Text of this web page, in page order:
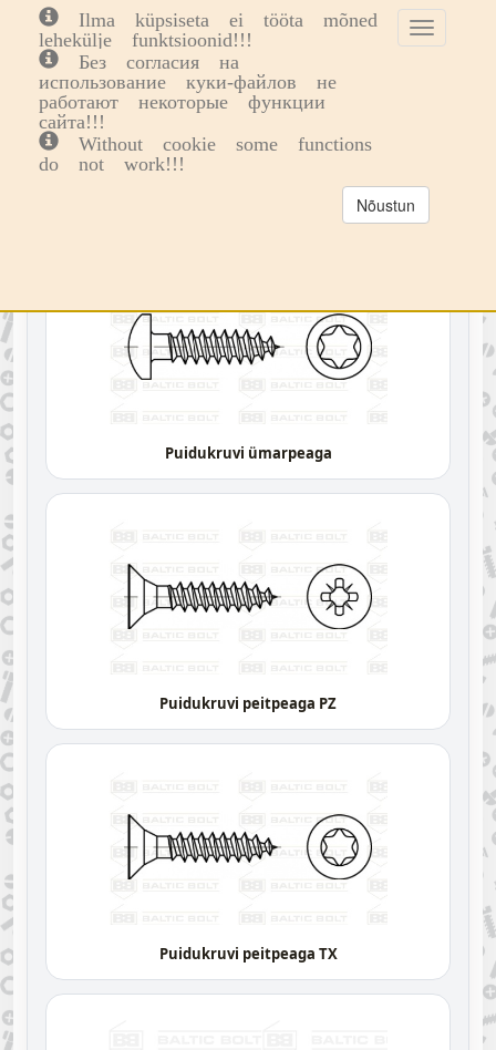
Ilma küpsiseta ei tööta mõned
lehekülje funktsioonid!!!
Без согласия на
использование куки-файлов не
работают некоторые функции
сайта!!!
Without cookie some functions
do not work!!!
Toggle
cookie
Nõustun
Vali Kategoria Poldid, kruvid Puidukruvid
PUIDUKRUVID
Puidukruvi ümarpeaga
Puidukruvi peitpeaga PZ
Puidukruvi peitpeaga TX